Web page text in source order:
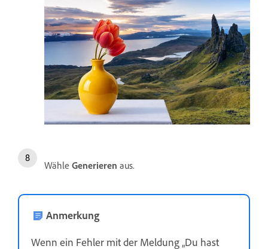
Wähle Generieren aus.
Anmerkung
Wenn ein Fehler mit der Meldung „Du hast